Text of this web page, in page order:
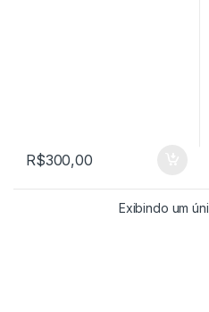
R$300,00
Exibindo um